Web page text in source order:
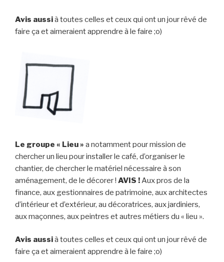
Avis aussià toutes celles et ceux qui ont un jour rêvé de
faire ça et aimeraient apprendre à le faire ;o)
Le groupe « Lieu » a notamment pour mission de
chercher un lieu pour installer le café, d’organiser le
chantier, de chercher le matériel nécessaire à son
aménagement, de le décorer ! AVIS !Aux pros de la
finance, aux gestionnaires de patrimoine, aux architectes
d’intérieur et d’extérieur, au décoratrices, aux jardiniers,
aux maçonnes, aux peintres et autres métiers du « lieu ».
Avis aussià toutes celles et ceux qui ont un jour rêvé de
faire ça et aimeraient apprendre à le faire ;o)